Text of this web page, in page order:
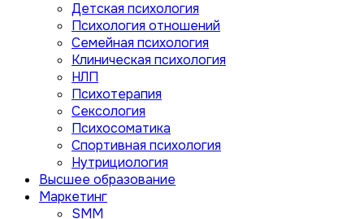
Детская психология
Психология отношений
Семейная психология
Клиническая психология
НЛП
Психотерапия
Сексология
Психосоматика
Спортивная психология
Нутрициология
Высшее образование
Маркетинг
SMM